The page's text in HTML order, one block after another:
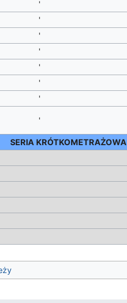
'
'
'
'
'
'
'
'
SERIA KRÓTKOMETRAŻOWA